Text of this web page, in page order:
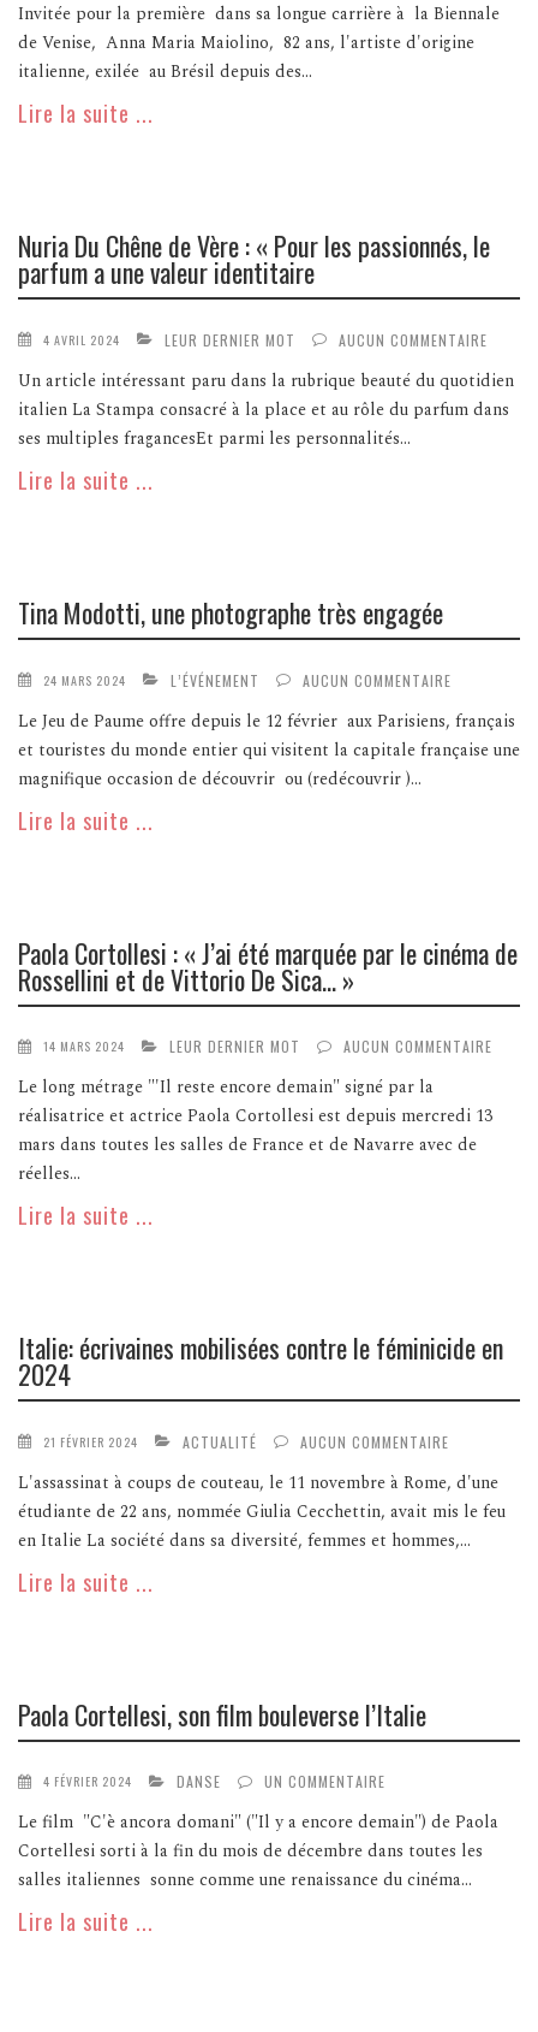
Invitée pour la première dans sa longue carrière à la Biennale
de Venise, Anna Maria Maiolino, 82 ans, l'artiste d'origine
italienne, exilée au Brésil depuis des...
Lire la suite ...
Nuria Du Chêne de Vère : « Pour les passionnés, le
parfum a une valeur identitaire
4 AVRIL 2024 LEUR DERNIER MOT AUCUN COMMENTAIRE
Un article intéressant paru dans la rubrique beauté du quotidien
italien La Stampa consacré à la place et au rôle du parfum dans
ses multiples fragancesEt parmi les personnalités...
Lire la suite ...
Tina Modotti, une photographe très engagée
24 MARS 2024 L’ÉVÉNEMENT AUCUN COMMENTAIRE
Le Jeu de Paume offre depuis le 12 février aux Parisiens, français
et touristes du monde entier qui visitent la capitale française une
magnifique occasion de découvrir ou (redécouvrir )...
Lire la suite ...
Paola Cortollesi : « J’ai été marquée par le cinéma de
Rossellini et de Vittorio De Sica… »
14 MARS 2024 LEUR DERNIER MOT AUCUN COMMENTAIRE
Le long métrage "'Il reste encore demain" signé par la
réalisatrice et actrice Paola Cortollesi est depuis mercredi 13
mars dans toutes les salles de France et de Navarre avec de
réelles...
Lire la suite ...
Italie: écrivaines mobilisées contre le féminicide en
2024
21 FÉVRIER 2024 ACTUALITÉ AUCUN COMMENTAIRE
L'assassinat à coups de couteau, le 11 novembre à Rome, d'une
étudiante de 22 ans, nommée Giulia Cecchettin, avait mis le feu
en Italie La société dans sa diversité, femmes et hommes,...
Lire la suite ...
Paola Cortellesi, son film bouleverse l’Italie
4 FÉVRIER 2024 DANSE UN COMMENTAIRE
Le film "C'è ancora domani" ("Il y a encore demain") de Paola
Cortellesi sorti à la fin du mois de décembre dans toutes les
salles italiennes sonne comme une renaissance du cinéma...
Lire la suite ...